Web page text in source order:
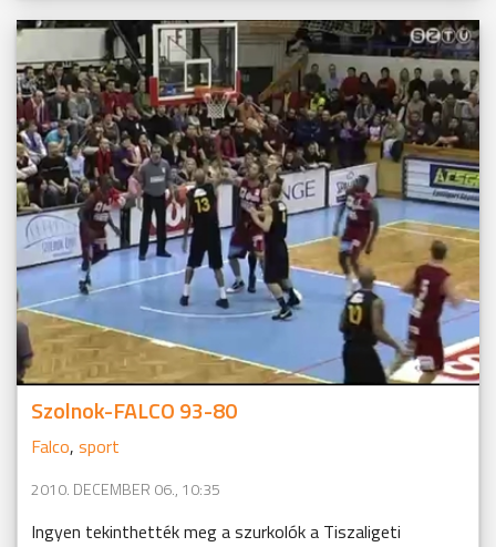
Szolnok-FALCO 93-80
Falco, sport
2010. DECEMBER 06., 10:35
Ingyen tekinthették meg a szurkolók a Tiszaligeti